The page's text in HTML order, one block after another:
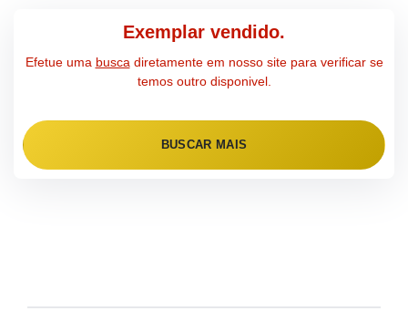
Exemplar vendido.
Efetue uma busca diretamente em nosso site para verificar se
temos outro disponivel.
BUSCAR MAIS